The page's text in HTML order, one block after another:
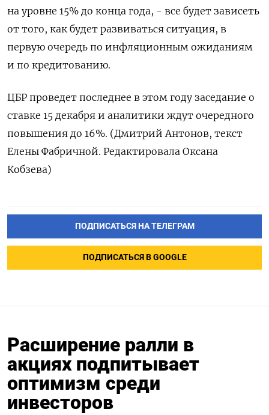
на уровне 15% до конца года, - все будет зависеть
от того, как будет развиваться ситуация, в
первую очередь по инфляционным ожиданиям
и по кредитованию.
ЦБР проведет последнее в этом году заседание о
ставке 15 декабря и аналитики ждут очередного
повышения до 16%. (Дмитрий Антонов, текст
Елены Фабричной. Редактировала Оксана
Кобзева)
ПОДПИСАТЬСЯ НА ТЕЛЕГРАМ
ПОДПИСАТЬСЯ В GOOGLE
Расширение ралли в
акциях подпитывает
оптимизм среди
инвесторов